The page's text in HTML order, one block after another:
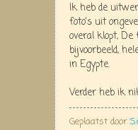
Ik heb de
foto's uit
overal klopt,
bijvoorbeeld,
in Egypte.
Verder heb ik
Geplaatst door